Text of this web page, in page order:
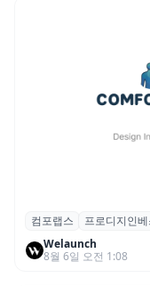
컴포랩스, 프로
드 투자 유치
컴포랩스 프로디지인
Welaunch
8월 6일 오전 1:08